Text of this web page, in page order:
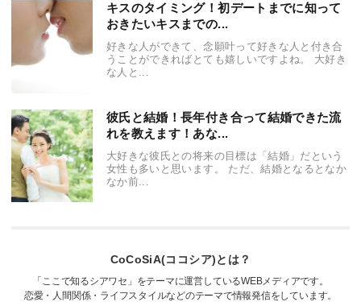
キスのタイミング！初デートまでに知って
おきたいキスまでの...
好きな人ができて、念願叶って好きな人と付き合
うことができればとても嬉しいですよね。 大好き
な人と...
彼氏と結婚！長年付き合って結婚できた流
れを教えます！あな...
大好きな彼氏との将来の目標は「結婚」だという
女性も多いと思います。 ただ、結婚となるとなか
なか前...
CoCoSiA(ココシア)とは？
「ここで知るシアワセ」をテーマに運営しているWEBメディアです。
恋愛・人間関係・ライフスタイルなどのテーマで情報発信をしています。